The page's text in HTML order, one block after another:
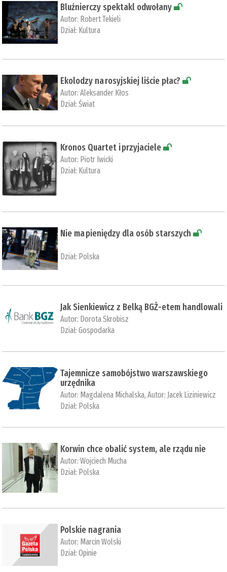
Bluźnierczy spektakl odwołany
Autor: Robert Tekieli
Dział: Kultura
Ekolodzy na rosyjskiej liście płac?
Autor:Aleksander Kłos
Dział:Świat
Kronos Quartet i przyjaciele
Autor: Piotr Iwicki
Dział: Kultura
Nie ma pieniędzy dla osób starszych
Dział: Polska
Jak Sienkiewicz z Belką BGŻ-etem handlowali
Autor: Dorota Skrobisz
Dział:Gospodarka
Tajemnicze samobójstwo warszawskiego
urzędnika
Autor: Magdalena Michalska, Autor: Jacek Liziniewicz
Dział: Polska
Korwin chce obalić system, ale rządu nie
Autor:Wojciech Mucha
Dział: Polska
Polskie nagrania
Autor: Marcin Wolski
Dział:Opinie